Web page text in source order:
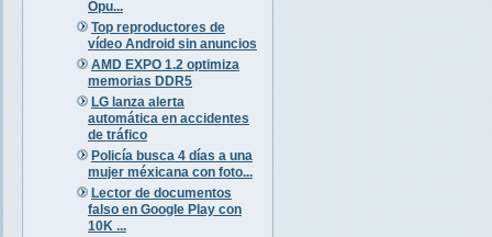
Opu...
Top reproductores de
vídeo Android sin anuncios
AMD EXPO 1.2 optimiza
memorias DDR5
LG lanza alerta
automática en accidentes
de tráfico
Policía busca 4 días a una
mujer méxicana con foto...
Lector de documentos
falso en Google Play con
10K ...